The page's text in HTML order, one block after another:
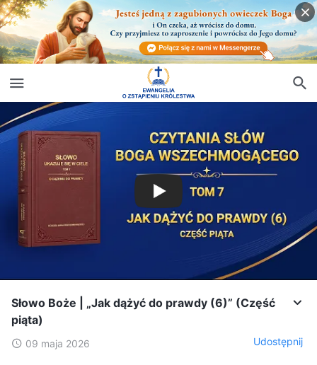
Słowo Boże | „Jak dążyć do prawdy (6)” (Część
piąta)
09 maja 2026 Udostępnij